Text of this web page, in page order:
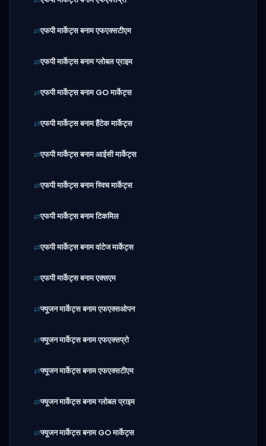
एफपी मार्केट्स बनाम एफएक्सटीएम
एफपी मार्केट्स बनाम ग्लोबल प्राइम
एफपी मार्केट्स बनाम GO मार्केट्स
एफपी मार्केट्स बनाम हैंटेक मार्केट्स
एफपी मार्केट्स बनाम आईसी मार्केट्स
एफपी मार्केट्स बनाम स्विच मार्केट्स
एफपी मार्केट्स बनाम टिकमिल
एफपी मार्केट्स बनाम वांटेज मार्केट्स
एफपी मार्केट्स बनाम एक्सएम
फ्यूजन मार्केट्स बनाम एफएक्सओपन
फ्यूजन मार्केट्स बनाम एफएक्सप्रो
फ्यूजन मार्केट्स बनाम एफएक्सटीएम
फ्यूजन मार्केट्स बनाम ग्लोबल प्राइम
फ्यूजन मार्केट्स बनाम GO मार्केट्स